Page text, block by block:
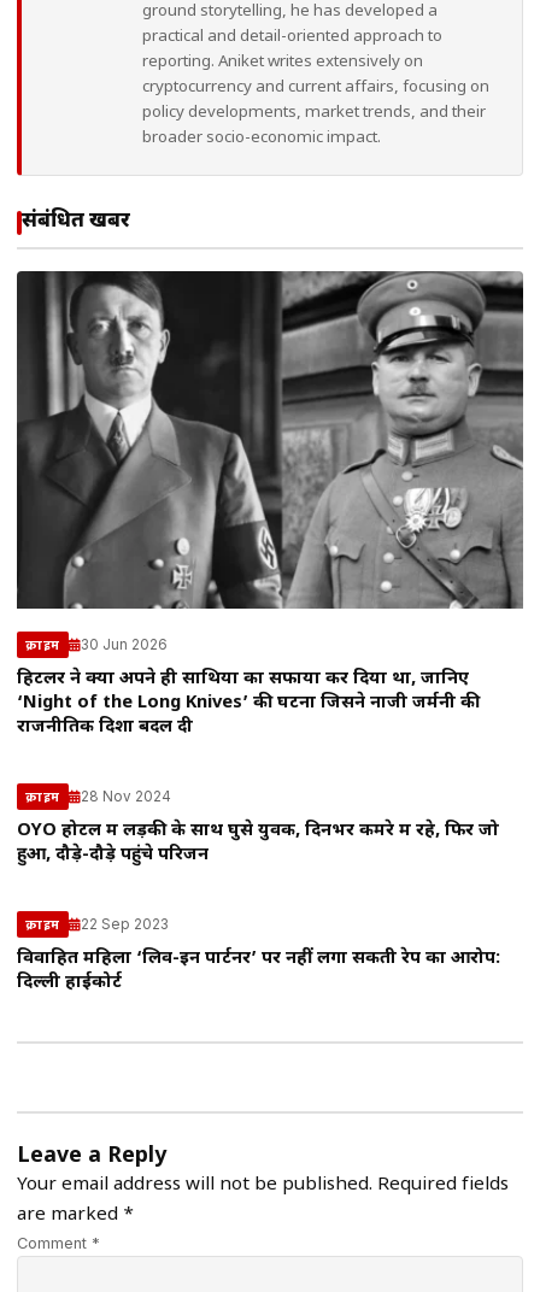
ground storytelling, he has developed a
practical and detail-oriented approach to
reporting. Aniket writes extensively on
cryptocurrency and current affairs, focusing on
policy developments, market trends, and their
broader socio-economic impact.
संबंधित खबरें
क्राइम 30 Jun 2026
हिटलर ने क्यों अपने ही साथियों का सफाया कर दिया था, जानिए
‘Night of the Long Knives’ की घटना जिसने नाजी जर्मनी की
राजनीतिक दिशा बदल दी
क्राइम 28 Nov 2024
OYO होटल में लड़की के साथ घुसे युवक, दिनभर कमरे में रहे, फिर जो
हुआ, दौड़े-दौड़े पहुंचे परिजन
क्राइम 22 Sep 2023
विवाहित महिला ‘लिव-इन पार्टनर’ पर नहीं लगा सकती रेप का आरोप:
दिल्ली हाईकोर्ट
Leave a Reply
Your email address will not be published. Required fields
are marked *
Comment *